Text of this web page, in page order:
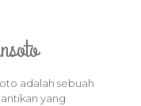
adalah sebuah
yang